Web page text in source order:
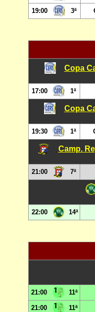
19:00 3ª
Copa
17:00 1ª
Copa
19:30 1ª
Camp.
21:00 7ª
22:00 14ª
21:00 11ª
21:00 11ª